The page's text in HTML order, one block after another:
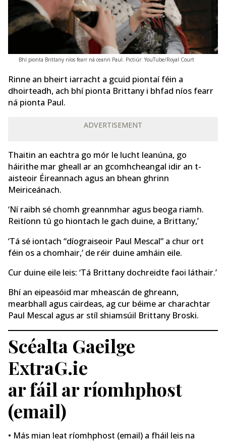
Bhí pionta Brittany níos fearr ná ceann Paul. Pictiúr: YouTube/Royal Court
Rinne an bheirt iarracht a gcuid piontaí féin a
dhoirteadh, ach bhí pionta Brittany i bhfad níos fearr
ná pionta Paul.
ADVERTISEMENT
Thaitin an eachtra go mór le lucht leanúna, go
háirithe mar gheall ar an gcomhcheangal idir an t-
aisteoir Éireannach agus an bhean ghrinn
Meiriceánach.
‘Ní raibh sé chomh greannmhar agus beoga riamh.
Reitíonn tú go hiontach le gach duine, a Brittany,’
‘Tá sé iontach “díograiseoir Paul Mescal” a chur ort
féin os a chomhair,’ de réir duine amháin eile.
Cur duine eile leis: ‘Tá Brittany dochreidte faoi láthair.’
Bhí an eipeasóid mar mheascán de ghreann,
mearbhall agus cairdeas, ag cur béime ar charachtar
Paul Mescal agus ar stíl shiamsúil Brittany Broski.
Scéalta Gaeilge
ExtraG.ie
ar fáil ar ríomhphost
(email)
• Más mian leat ríomhphost (email) a fháil leis na